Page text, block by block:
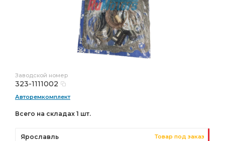
Заводской номер
323-1111002
Авторемкомплект
Всего на складах 1 шт.
Ярославль Товар под заказ